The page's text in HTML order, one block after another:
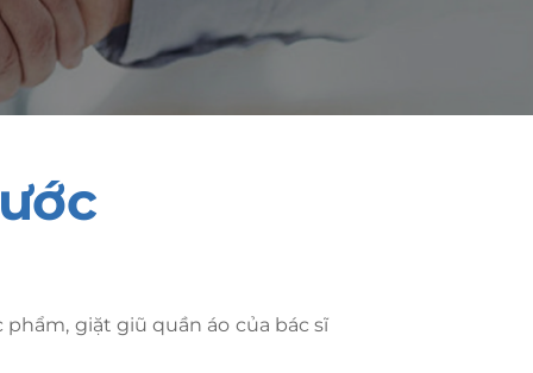
giặt giũ quần áo của bác sĩ